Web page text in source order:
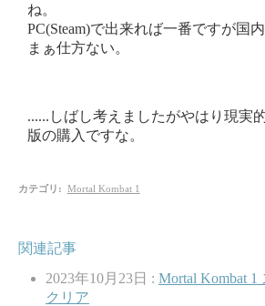
ね。
PC(Steam)で出来れば一番ですが国
まぁ仕方ない。
......しばし考えましたがやはり現実
版の購入ですな。
カテゴリ : Mortal Kombat 1
関連記事
2023年10月23日 : Mortal Kombat
クリア